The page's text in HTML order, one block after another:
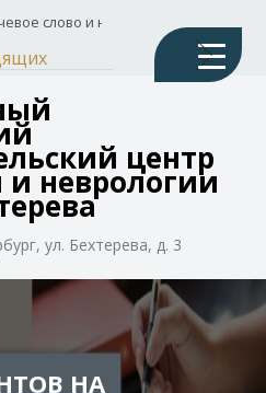
центр
неврологии
ул. Бехтерева, д. 3
НА